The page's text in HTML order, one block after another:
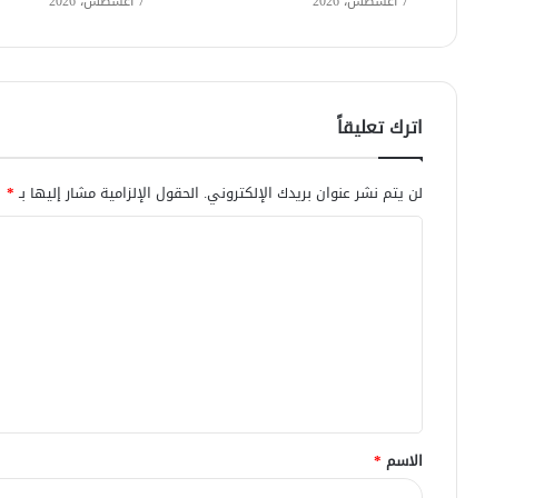
اترك تعليقاً
لن يتم نشر عنوان بريدك الإلكتروني. الحقول الإلزامية مشار إليها بـ*
ق
*
الاسم *